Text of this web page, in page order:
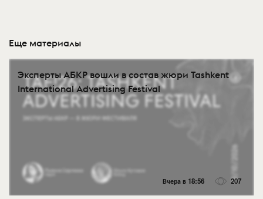
Еще материалы
Эксперты АБКР вошли в состав жюри Tashkent
International Advertising Festival
Вчера в 18:56 207